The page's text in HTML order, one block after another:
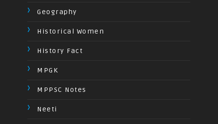
Geography
Historical Women
History Fact
MPGK
MPPSC Notes
Neeti